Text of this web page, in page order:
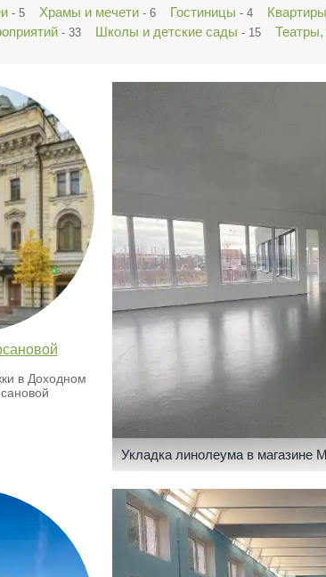
- 5 Храмы и мечети - 6 Гостиницы - 4
- 33 Школы и детские сады - 15 Театры,
в Доходном
Укладка линолеума в магазине